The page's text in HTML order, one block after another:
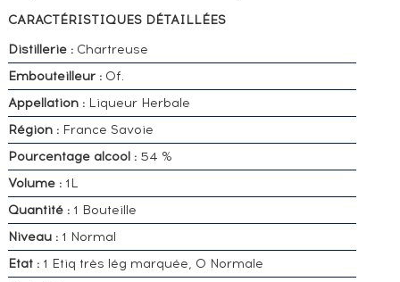
CARACTÉRISTIQUES DÉTAILLÉES
Distillerie :Chartreuse
Embouteilleur :Of.
Appellation :Liqueur Herbale
Région : France Savoie
Pourcentage alcool :54 %
Volume : 1L
Quantité :1 Bouteille
Niveau :1 Normal
Etat :1 Etiq très lég marquée, 0 Normale